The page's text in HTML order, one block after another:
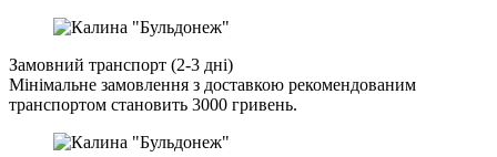
Замовний транспорт (2-3 дні)
Мінімальне замовлення з доставкою рекомендованим
транспортом становить 3000 гривень.